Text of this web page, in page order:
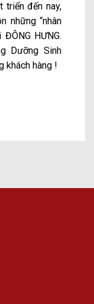
triển đến nay,
những “nhân
HƯNG.
Dưỡng Sinh
khách hàng !